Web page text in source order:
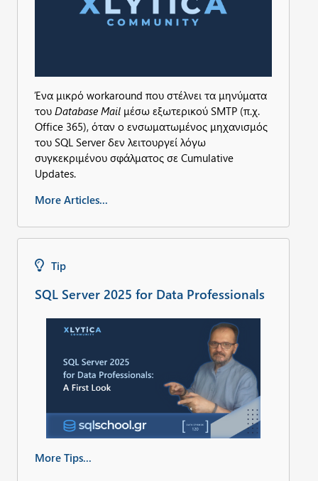
Ένα μικρό workaround που στέλνει τα μηνύματα
του Database Mail μέσω εξωτερικού SMTP (π.χ.
Office 365), όταν ο ενσωματωμένος μηχανισμός
του SQL Server δεν λειτουργεί λόγω
συγκεκριμένου σφάλματος σε Cumulative
Updates.
More Articles...
Tip
SQL Server 2025 for Data Professionals
More Tips...